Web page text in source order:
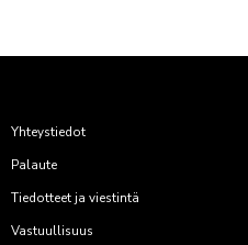
Yhteystiedot
Palaute
Tiedotteet ja viestintä
Vastuullisuus